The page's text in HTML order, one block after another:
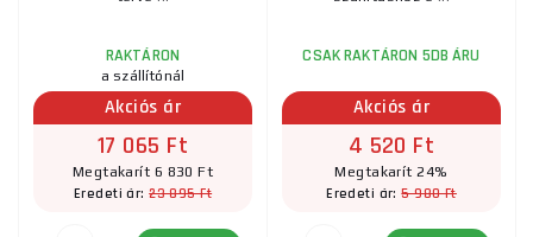
RAKTÁRON
a szállítónál
Akciós ár
17 065 Ft
Megtakarít 6 830 Ft
Eredeti ár:23 895 Ft
CSAK RAKTÁRON 5DB ÁRU
Akciós ár
4 520 Ft
Megtakarít 24%
Eredeti ár:5 980 Ft